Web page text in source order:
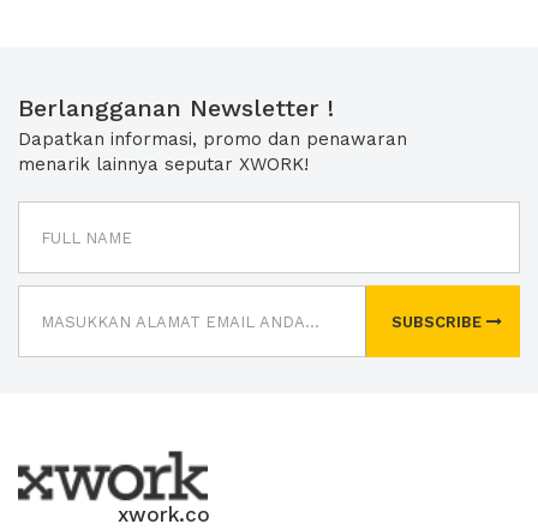
Berlangganan Newsletter !
Dapatkan informasi, promo dan penawaran
menarik lainnya seputar XWORK!
SUBSCRIBE
xwork.co